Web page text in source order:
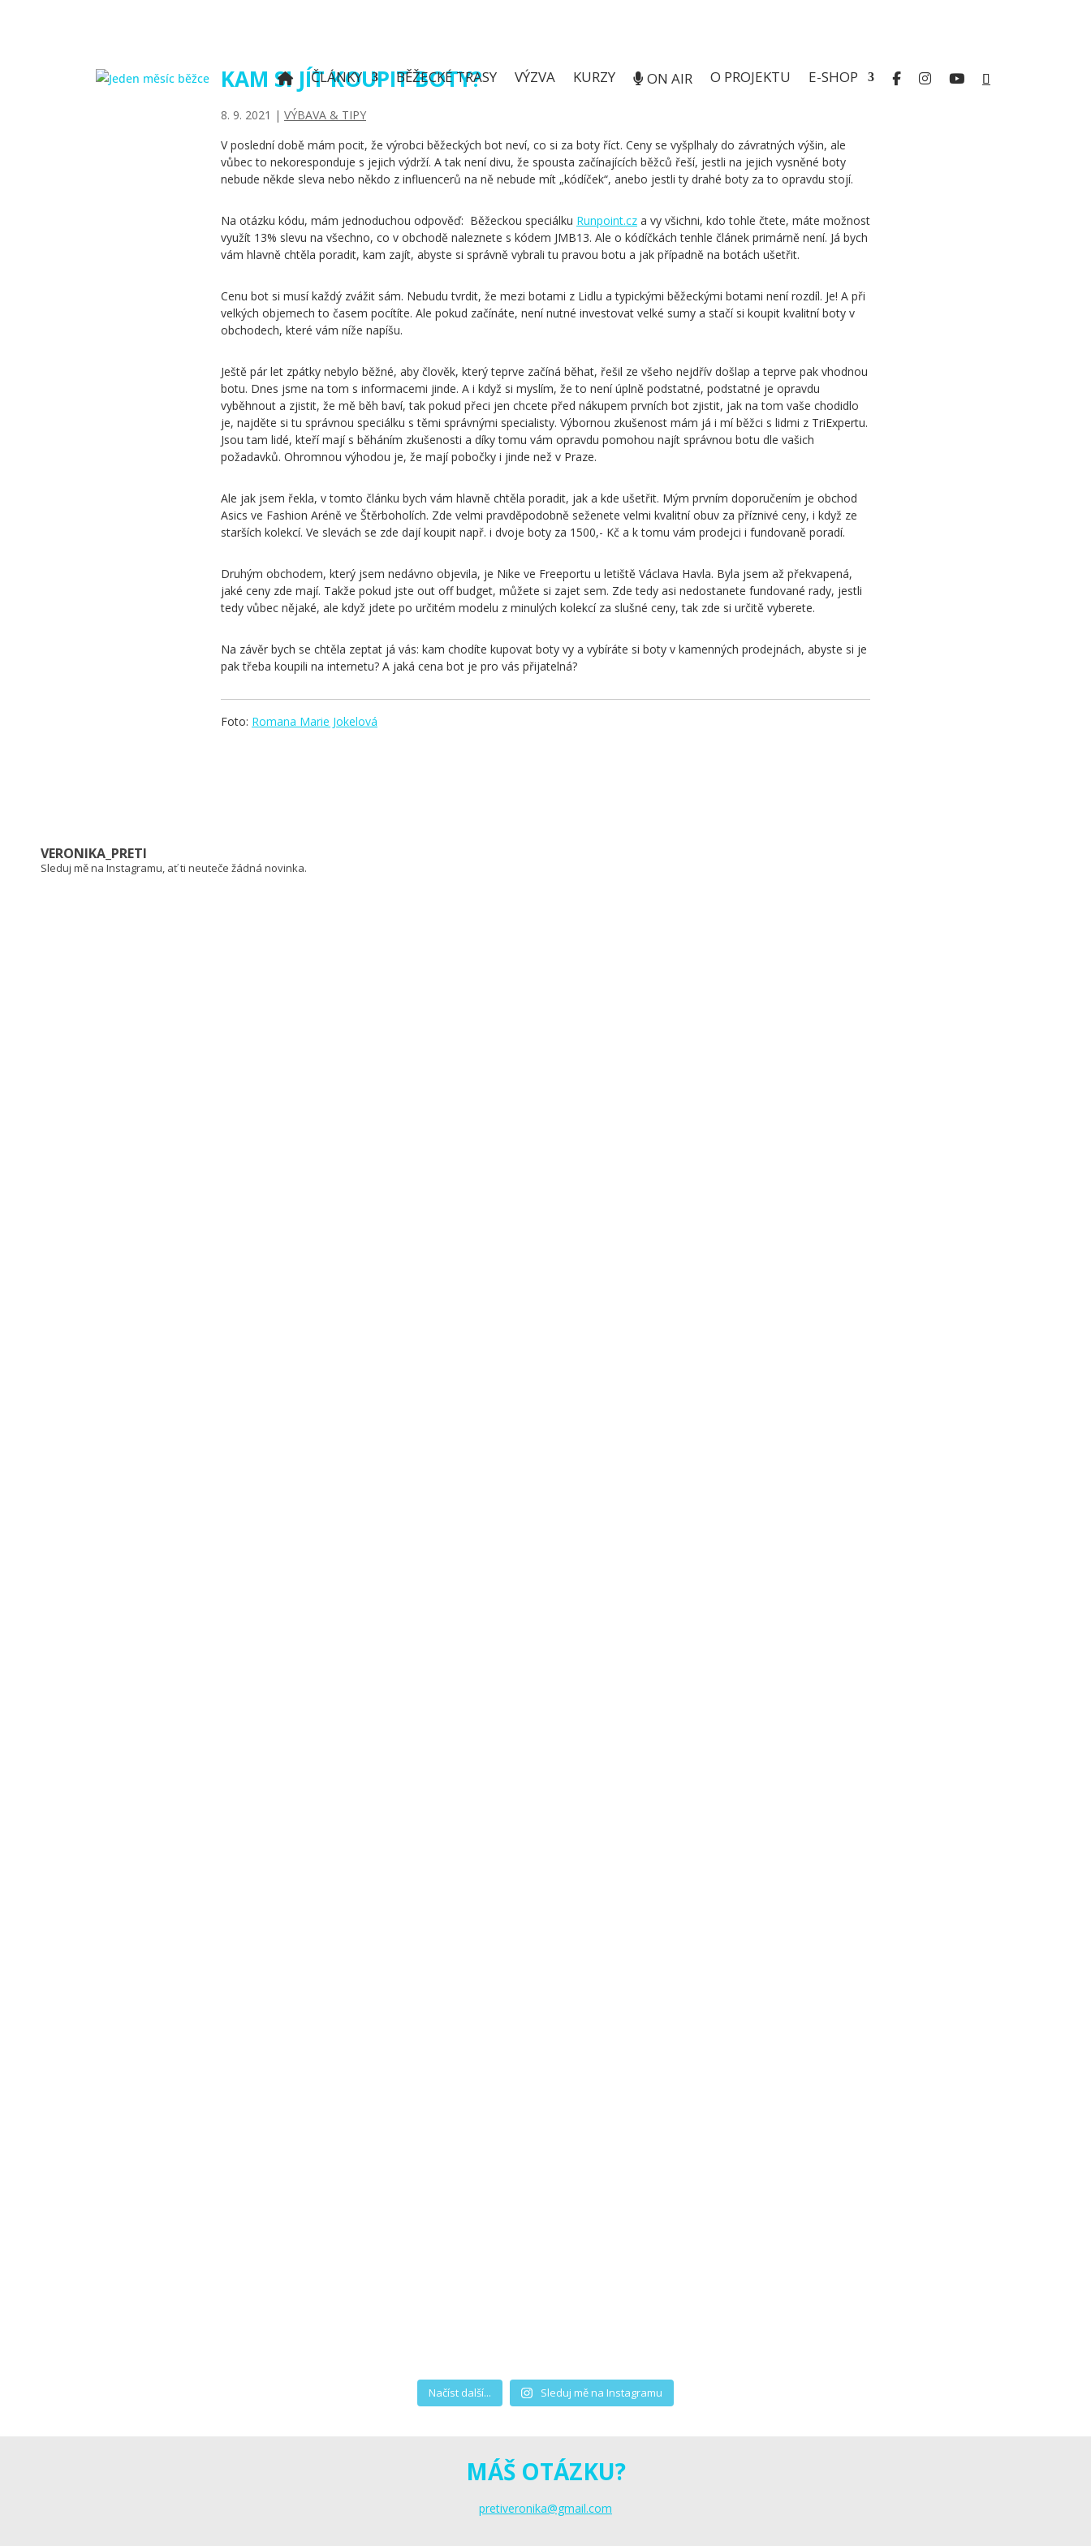
ČLÁNKY BĚŽECKÉ TRASY VÝZVA KURZY ON AIR O PROJEKTU E-SHOP
KAM SI JÍT KOUPIT BOTY?
8. 9. 2021 | VÝBAVA & TIPY
V poslední době mám pocit, že výrobci běžeckých bot neví, co si za boty říct. Ceny se vyšplhaly do závratných výšin, ale
vůbec to nekoresponduje s jejich výdrží. A tak není divu, že spousta začínajících běžců řeší, jestli na jejich vysněné boty
nebude někde sleva nebo někdo z influencerů na ně nebude mít „kódíček“, anebo jestli ty drahé boty za to opravdu stojí.
Na otázku kódu, mám jednoduchou odpověď: Běžeckou speciálku Runpoint.cz a vy všichni, kdo tohle čtete, máte možnost
využít 13% slevu na všechno, co v obchodě naleznete s kódem JMB13. Ale o kódíčkách tenhle článek primárně není. Já bych
vám hlavně chtěla poradit, kam zajít, abyste si správně vybrali tu pravou botu a jak případně na botách ušetřit.
Cenu bot si musí každý zvážit sám. Nebudu tvrdit, že mezi botami z Lidlu a typickými běžeckými botami není rozdíl. Je! A při
velkých objemech to časem pocítíte. Ale pokud začínáte, není nutné investovat velké sumy a stačí si koupit kvalitní boty v
obchodech, které vám níže napíšu.
Ještě pár let zpátky nebylo běžné, aby člověk, který teprve začíná běhat, řešil ze všeho nejdřív došlap a teprve pak vhodnou
botu. Dnes jsme na tom s informacemi jinde. A i když si myslím, že to není úplně podstatné, podstatné je opravdu
vyběhnout a zjistit, že mě běh baví, tak pokud přeci jen chcete před nákupem prvních bot zjistit, jak na tom vaše chodidlo
je, najděte si tu správnou speciálku s těmi správnými specialisty. Výbornou zkušenost mám já i mí běžci s lidmi z TriExpertu.
Jsou tam lidé, kteří mají s běháním zkušenosti a díky tomu vám opravdu pomohou najít správnou botu dle vašich
požadavků. Ohromnou výhodou je, že mají pobočky i jinde než v Praze.
Ale jak jsem řekla, v tomto článku bych vám hlavně chtěla poradit, jak a kde ušetřit. Mým prvním doporučením je obchod
Asics ve Fashion Aréně ve Štěrboholích. Zde velmi pravděpodobně seženete velmi kvalitní obuv za příznivé ceny, i když ze
starších kolekcí. Ve slevách se zde dají koupit např. i dvoje boty za 1500,- Kč a k tomu vám prodejci i fundovaně poradí.
Druhým obchodem, který jsem nedávno objevila, je Nike ve Freeportu u letiště Václava Havla. Byla jsem až překvapená,
jaké ceny zde mají. Takže pokud jste out off budget, můžete si zajet sem. Zde tedy asi nedostanete fundované rady, jestli
tedy vůbec nějaké, ale když jdete po určitém modelu z minulých kolekcí za slušné ceny, tak zde si určitě vyberete.
Na závěr bych se chtěla zeptat já vás: kam chodíte kupovat boty vy a vybíráte si boty v kamenných prodejnách, abyste si je
pak třeba koupili na internetu? A jaká cena bot je pro vás přijatelná?
Foto: Romana Marie Jokelová
VERONIKA_PRETI
Sleduj mě na Instagramu, ať ti neuteče žádná novinka.
Načíst další... Sleduj mě na Instagramu
MÁŠ OTÁZKU?
pretiveronika@gmail.com